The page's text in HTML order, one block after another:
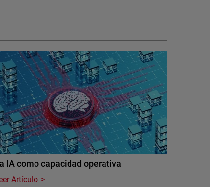
IA como capacidad operativa
Artículo